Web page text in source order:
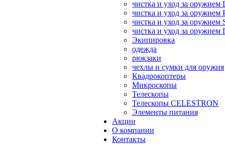
чистка и уход за оружием
чистка и уход за оружием
чистка и уход за оружием
чистка и уход за
Экипировка
одежда
рюкзаки
чехлы и сумки для оружия
Квадрокоптеры
Микроскопы
Телескопы
Телескопы CELESTRON
Элементы питания
Акции
О компании
Контакты